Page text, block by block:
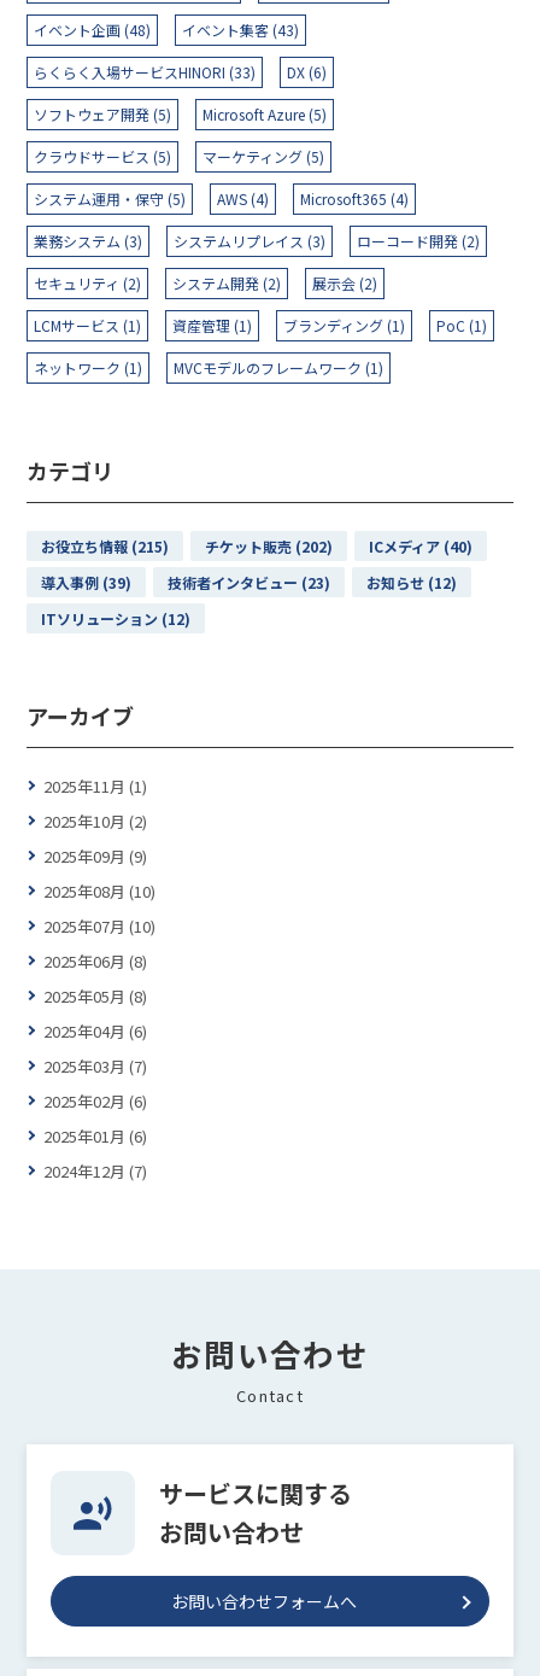
イベント企画 (48) イベント集客 (43)
らくらく入場サービスHINORI (33) DX (6)
ソフトウェア開発 (5) Microsoft Azure (5)
クラウドサービス (5) マーケティング (5)
システム運用・保守 (5) AWS (4) Microsoft365 (4)
業務システム (3) システムリプレイス (3) ローコード開発 (2)
セキュリティ (2) システム開発 (2) 展示会 (2)
LCMサービス (1) 資産管理 (1) ブランディング (1) PoC (1)
ネットワーク (1) MVCモデルのフレームワーク (1)
カテゴリ
お役立ち情報 (215) チケット販売 (202)
ICメディア (40)
導入事例 (39)
技術者インタビュー (23)
お知らせ (12)
ITソリューション (12)
アーカイブ
2025年11月 (1)
2025年10月 (2)
2025年09月 (9)
2025年08月 (10)
2025年07月 (10)
2025年06月 (8)
2025年05月 (8)
2025年04月 (6)
2025年03月 (7)
2025年02月 (6)
2025年01月 (6)
2024年12月 (7)
お問い合わせ
Contact
サービスに関する
お問い合わせ
お問い合わせフォームへ